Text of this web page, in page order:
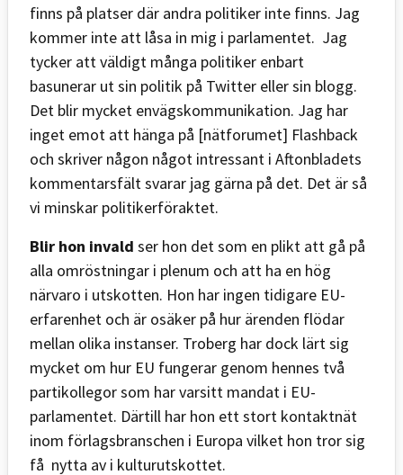
finns på platser där andra politiker inte finns. Jag
kommer inte att låsa in mig i parlamentet. Jag
tycker att väldigt många politiker enbart
basunerar ut sin politik på Twitter eller sin blogg.
Det blir mycket envägskommunikation. Jag har
inget emot att hänga på [nätforumet] Flashback
och skriver någon något intressant i Aftonbladets
kommentarsfält svarar jag gärna på det. Det är så
vi minskar politikerföraktet.
Blir hon invald ser hon det som en plikt att gå på
alla omröstningar i plenum och att ha en hög
närvaro i utskotten. Hon har ingen tidigare EU-
erfarenhet och är osäker på hur ärenden flödar
mellan olika instanser. Troberg har dock lärt sig
mycket om hur EU fungerar genom hennes två
partikollegor som har varsitt mandat i EU-
parlamentet. Därtill har hon ett stort kontaktnät
inom förlagsbranschen i Europa vilket hon tror sig
få nytta av i kulturutskottet.